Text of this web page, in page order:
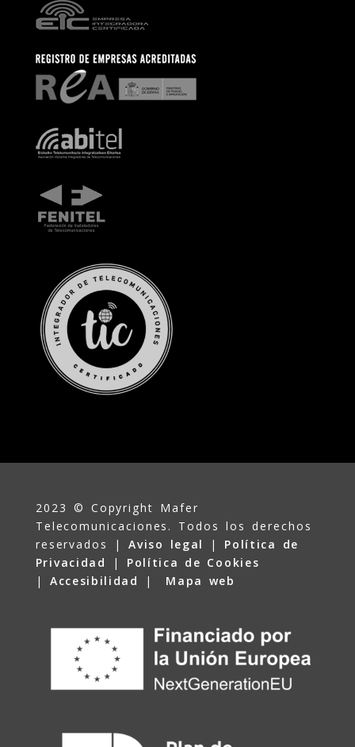
2023 © Copyright Mafer
Telecomunicaciones. Todos los derechos
reservados |Aviso legal | Política de
Privacidad
| Política de Cookies
| Accesibilidad | Mapa web